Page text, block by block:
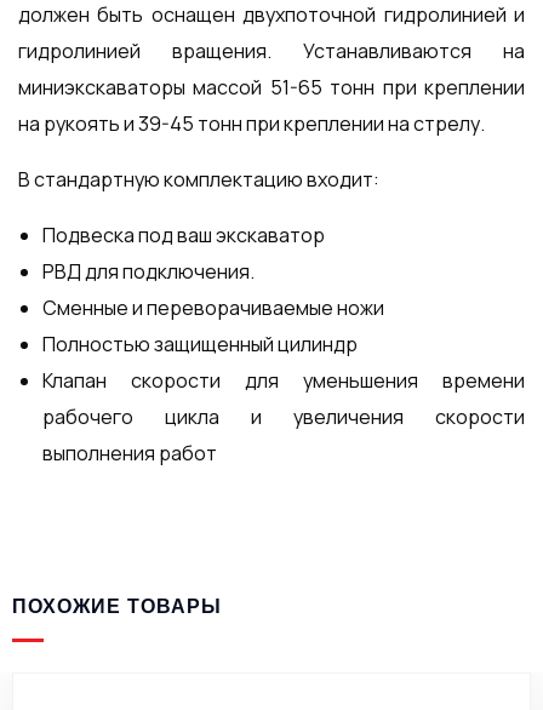
должен быть оснащен двухпоточной гидролинией и
гидролинией вращения. Устанавливаются на
миниэкскаваторы массой 51-65 тонн при креплении
на рукоять и 39-45 тонн при креплении на стрелу.
В стандартную комплектацию входит:
Подвеска под ваш экскаватор
РВД для подключения.
Сменные и переворачиваемые ножи
Полностью защищенный цилиндр
Клапан скорости для уменьшения времени
рабочего цикла и увеличения скорости
выполнения работ
ПОХОЖИЕ ТОВАРЫ